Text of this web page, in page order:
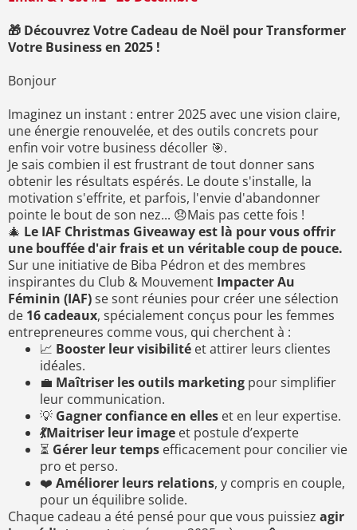
🎁 Découvrez Votre Cadeau de Noël pour Transformer
Votre Business en 2025 !
Bonjour
Imaginez un instant : entrer 2025 avec une vision claire,
une énergie renouvelée, et des outils concrets pour
enfin voir votre business décoller 🎯.
Je sais combien il est frustrant de tout donner sans
obtenir les résultats espérés. Le doute s'installe, la
motivation s'effrite, et parfois, l'envie d'abandonner
pointe le bout de son nez... 😞Mais pas cette fois !
🎄 Le IAF Christmas Giveaway est là pour vous offrir
une bouffée d'air frais et un véritable coup de pouce.
Sur une initiative de Biba Pédron et des membres
inspirantes du Club & Mouvement Impacter Au
Féminin (IAF)se sont réunies pour créer une sélection
de 16 cadeaux, spécialement conçus pour les femmes
entrepreneures comme vous, qui cherchent à :
📈 Booster leur visibilité et attirer leurs clientes
idéales.
💼 Maîtriser les outils marketing pour simplifier
leur communication.
💡 Gagner confiance en elles et en leur expertise.
💃Maitriser leur image et postule d’experte
⏳ Gérer leur temps efficacement pour concilier vie
pro et perso.
❤️ Améliorer leurs relations, y compris en couple,
pour un équilibre solide.
Chaque cadeau a été pensé pour que vous puissiez agir